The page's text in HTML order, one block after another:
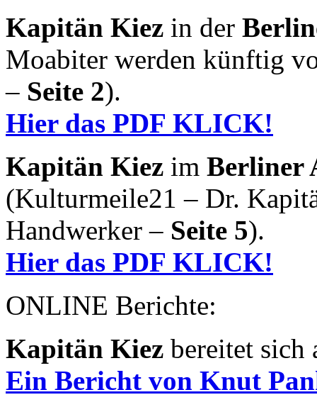
Kapitän Kiez in der
Moabiter werden künftig
– Seite 2).
Hier das PDF KLICK!
Kapitän Kiez im Berliner
(Kulturmeile21 – Dr.
Handwerker – Seite 5).
Hier das PDF KLICK!
ONLINE Berichte:
Kapitän Kiez bereitet sich
Ein Bericht von Knut